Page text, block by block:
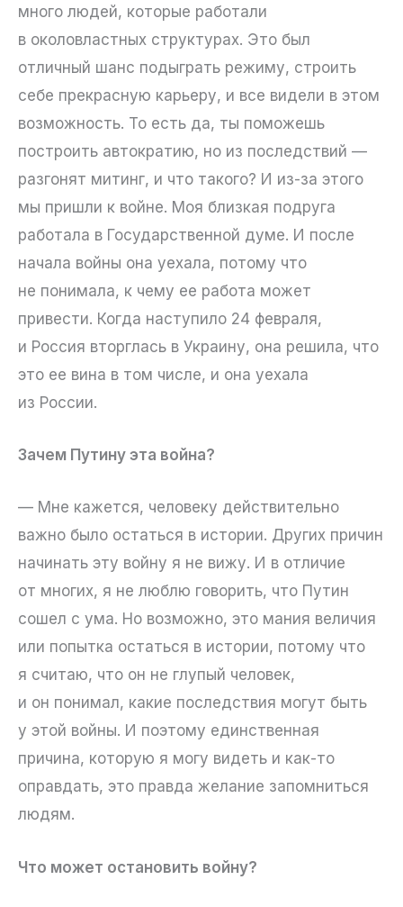
много людей, которые работали
в околовластных структурах. Это был
отличный шанс подыграть режиму, строить
себе прекрасную карьеру, и все видели в этом
возможность. То есть да, ты поможешь
построить автократию, но из последствий —
разгонят митинг, и что такого? И из-за этого
мы пришли к войне. Моя близкая подруга
работала в Государственной думе. И после
начала войны она уехала, потому что
не понимала, к чему ее работа может
привести. Когда наступило 24 февраля,
и Россия вторглась в Украину, она решила, что
это ее вина в том числе, и она уехала
из России.
Зачем Путину эта война?
— Мне кажется, человеку действительно
важно было остаться в истории. Других причин
начинать эту войну я не вижу. И в отличие
от многих, я не люблю говорить, что Путин
сошел с ума. Но возможно, это мания величия
или попытка остаться в истории, потому что
я считаю, что он не глупый человек,
и он понимал, какие последствия могут быть
у этой войны. И поэтому единственная
причина, которую я могу видеть и как-то
оправдать, это правда желание запомниться
людям.
Что может остановить войну?